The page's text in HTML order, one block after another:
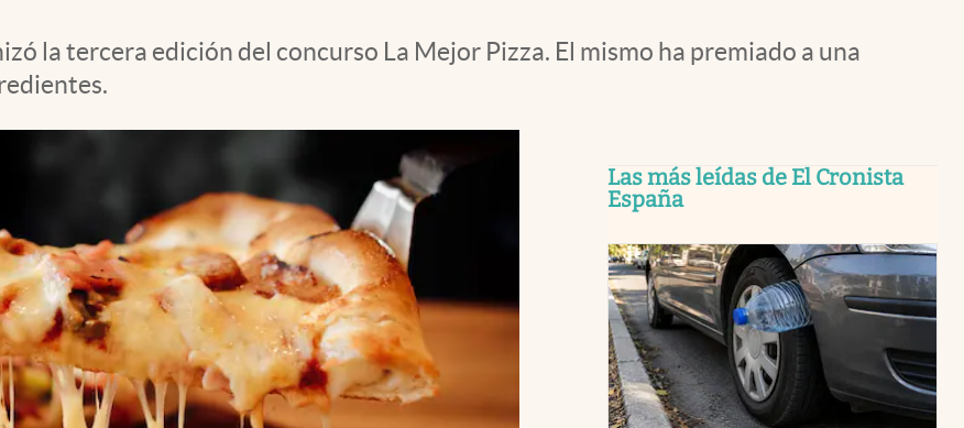
la tercera edición del concurso La Mejor Pizza. El mismo ha premiado a una
Las más leídas de El Cronista
España